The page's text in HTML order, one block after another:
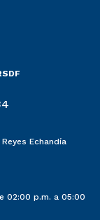
Echandía
02:00 p.m. a 05:00